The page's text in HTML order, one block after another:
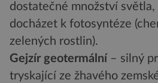
dostatečné množství
docházet k fotosyntéze
zelených rostlin).
Gejzír geotermální – silný
tryskající ze žhavého